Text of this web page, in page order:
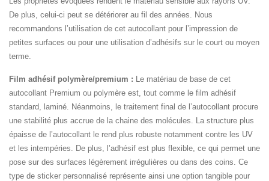
De plus, celui-ci peut se détériorer au fil des années. Nous
recommandons l’utilisation de cet autocollant pour l’impression de
petites surfaces ou pour une utilisation d’adhésifs sur le court ou moyen
terme.
Film adhésif polymère/premium : Le matériau de base de cet
autocollant Premium ou polymère est, tout comme le film adhésif
standard, laminé. Néanmoins, le traitement final de l’autocollant procure
une stabilité plus accrue de la chaine des molécules. La structure plus
épaisse de l’autocollant le rend plus robuste notamment contre les UV
et les intempéries. De plus, l’adhésif est plus flexible, ce qui permet une
pose sur des surfaces légèrement irrégulières ou dans des coins. Ce
type de sticker personnalisé représente ainsi une option tangible pour